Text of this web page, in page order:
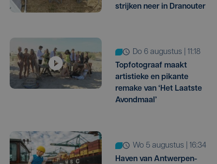
strijken neer in Dranouter
do 6 augustus | 11:18
Topfotograaf maakt
artistieke en pikante
remake van ‘Het Laatste
Avondmaal’
wo 5 augustus | 16:34
Haven van Antwerpen-